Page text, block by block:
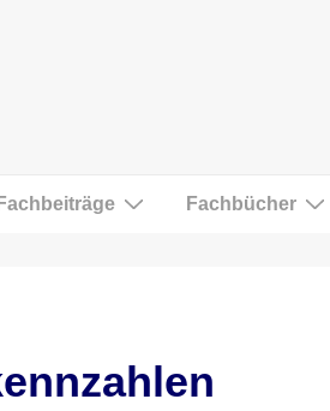
Fachbeiträge Fachbücher